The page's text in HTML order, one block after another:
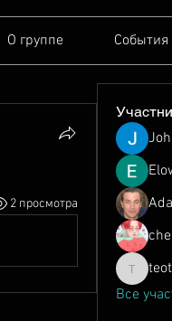
О группе События
2 просмотра
Все